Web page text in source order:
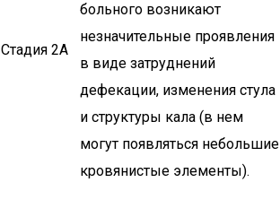
Стадия 2А
больного возникают
незначительные проявления
в виде затруднений
дефекации, изменения стула
и структуры кала (в нем
могут появляться небольшие
кровянистые элементы).